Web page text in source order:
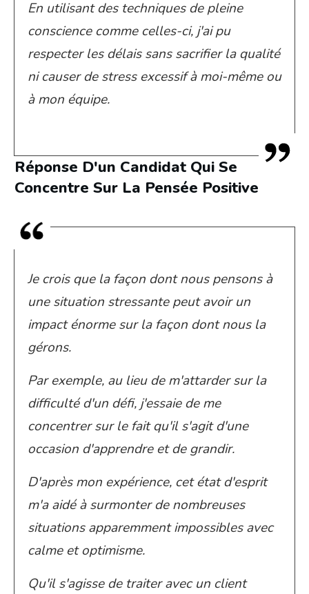
En utilisant des techniques de pleine
conscience comme celles-ci, j'ai pu
respecter les délais sans sacrifier la qualité
ni causer de stress excessif à moi-même ou
à mon équipe.
Réponse D'un Candidat Qui Se
Concentre Sur La Pensée Positive
Je crois que la façon dont nous pensons à
une situation stressante peut avoir un
impact énorme sur la façon dont nous la
gérons.
Par exemple, au lieu de m'attarder sur la
difficulté d'un défi, j'essaie de me
concentrer sur le fait qu'il s'agit d'une
occasion d'apprendre et de grandir.
D'après mon expérience, cet état d'esprit
m'a aidé à surmonter de nombreuses
situations apparemment impossibles avec
calme et optimisme.
Qu'il s'agisse de traiter avec un client